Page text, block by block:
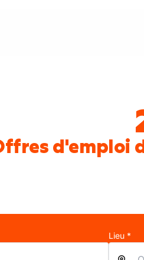
d'emploi
Lieu *